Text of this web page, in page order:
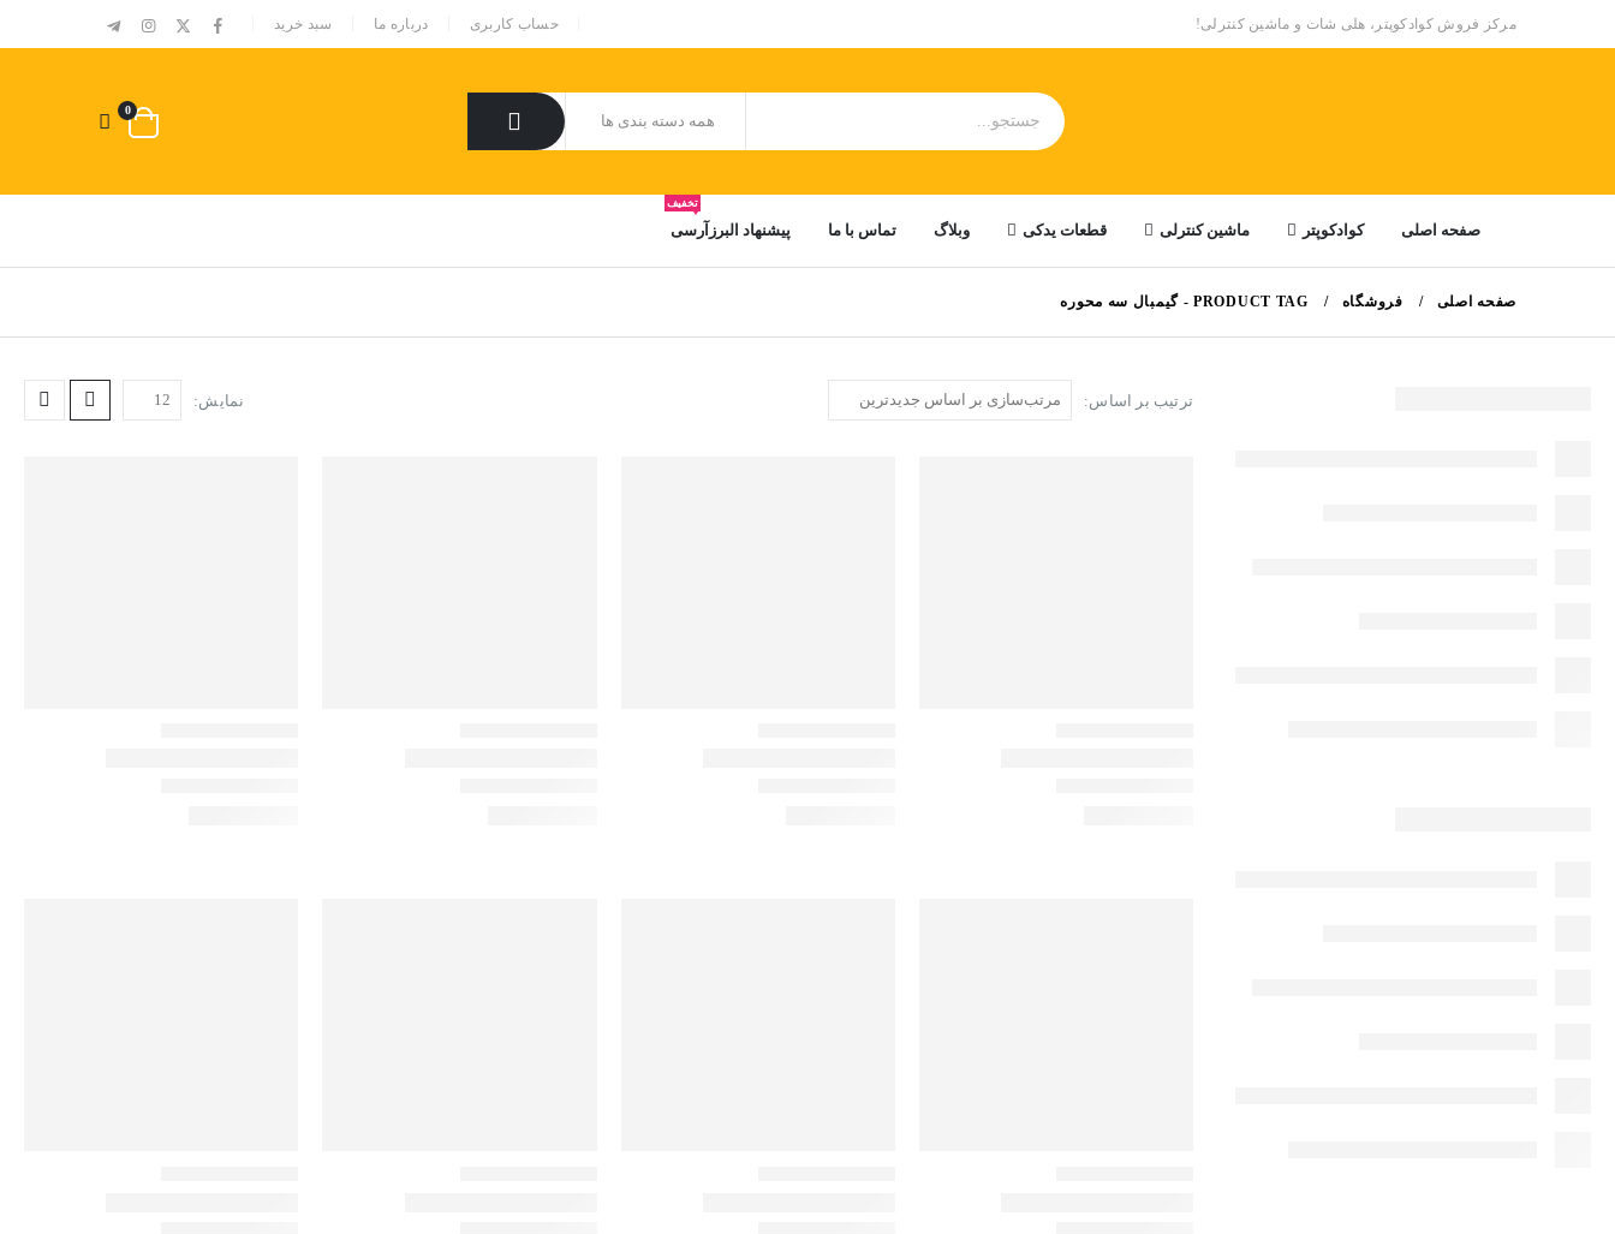
مرکز فروش کوادکوپتر، هلی شات و ماشین کنترلی! حساب کاربری درباره ما سبد خرید
0
صفحه اصلی کوادکوپتر ماشین کنترلی قطعات یدکی وبلاگ تماس با ما پیشنهاد البرزآرسی
تخفیف
صفحه اصلی فروشگاه PRODUCT TAG - گیمبال سه محوره
ترتیب بر اساس: نمایش: